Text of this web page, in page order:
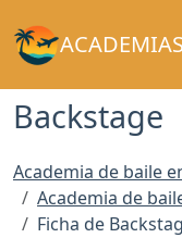
Backstage
Academia de baile
Academia de
Ficha de